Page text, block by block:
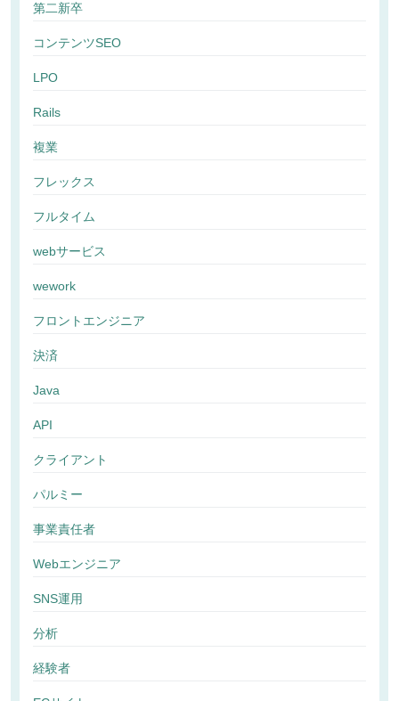
第二新卒
コンテンツSEO
LPO
Rails
複業
フレックス
フルタイム
webサービス
wework
フロントエンジニア
決済
Java
API
クライアント
パルミー
事業責任者
Webエンジニア
SNS運用
分析
経験者